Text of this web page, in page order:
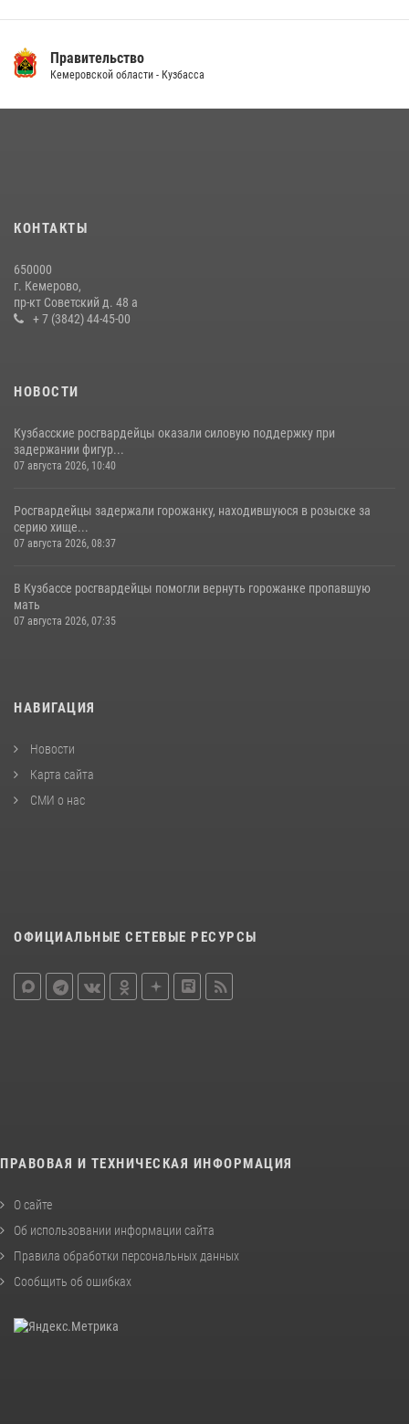
14 июля 2026, 08:52 1
20 июля 2026, 10:54
с покупками
20 июля 2026, 08:52
Правительство
Кемеровской области - Кузбасса
КОНТАКТЫ
650000
г. Кемерово,
пр-кт Советский д. 48 а
+ 7 (3842) 44-45-00
НОВОСТИ
Кузбасские росгвардейцы оказали силовую поддержку при
задержании фигур...
07 августа 2026, 10:40
Росгвардейцы задержали горожанку, находившуюся в розыске за
серию хище...
07 августа 2026, 08:37
В Кузбассе росгвардейцы помогли вернуть горожанке пропавшую
мать
07 августа 2026, 07:35
НАВИГАЦИЯ
Новости
Карта сайта
СМИ о нас
ОФИЦИАЛЬНЫЕ СЕТЕВЫЕ РЕСУРСЫ
ПРАВОВАЯ И ТЕХНИЧЕСКАЯ ИНФОРМАЦИЯ
О сайте
Об использовании информации сайта
Правила обработки персональных данных
Сообщить об ошибках